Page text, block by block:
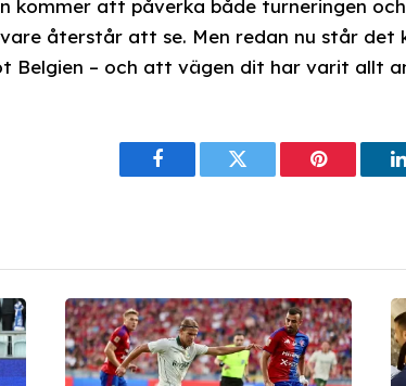
kommer att påverka både turneringen
återstår att se. Men redan nu står det
Belgien – och att vägen dit har varit allt
FacebookTwitter Pinterest